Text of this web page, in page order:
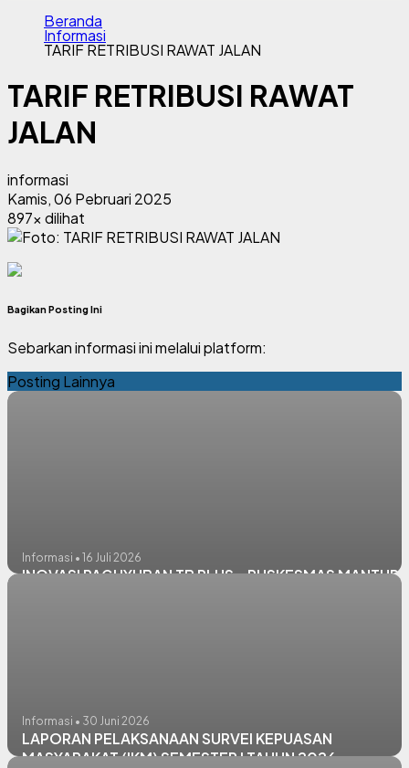
Beranda
Informasi
TARIF RETRIBUSI RAWAT JALAN
TARIF RETRIBUSI RAWAT
JALAN
informasi
Kamis, 06 Pebruari 2025
897x dilihat
Bagikan Posting Ini
Sebarkan informasi ini melalui platform:
Posting Lainnya
Informasi • 16 Juli 2026
INOVASI PAGUYUBAN TB PLUS – PUSKESMAS MANTUP
Informasi • 30 Juni 2026
LAPORAN PELAKSANAAN SURVEI KEPUASAN
MASYARAKAT (IKM) SEMESTER I TAHUN 2026